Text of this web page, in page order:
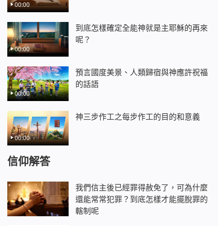
00:00
00:00
到底怎樣確定全能神就是主耶穌的再來
呢？
00:00
預言國度美景、人類歸宿與神應許祝福
的話語
00:00
神三步作工之每步作工的目的和意義
信仰解答
我們信主後已經罪得赦免了，可為什麼
還能常常犯罪？到底怎樣才能擺脫罪的
轄制呢